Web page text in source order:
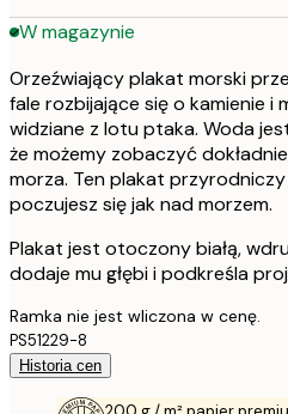
W magazynie
Orzeźwiający plakat morski
fale rozbijające się o kamienie i
widziane z lotu ptaka. Woda
że możemy zobaczyć
morza. Ten plakat
poczujesz się jak nad morzem.
Plakat jest otoczony białą,
dodaje mu głębi i podkreśla
Ramka nie jest wliczona w cenę.
PS51229-8
Historia cen